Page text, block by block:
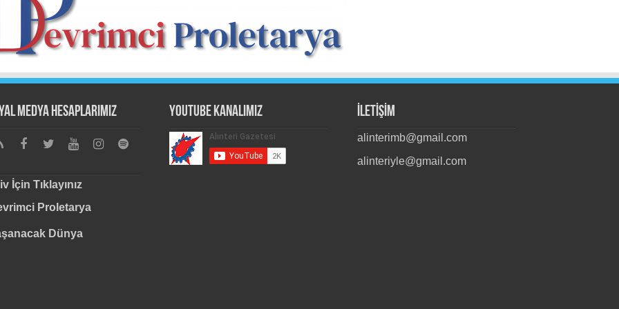
Medya Hesaplarımız
İçin Tıklayınız
Proletarya
Dünya
Youtube Kanalımız İLETİŞİM
alinterimb@gmail.com
alinteriyle@gmail.com